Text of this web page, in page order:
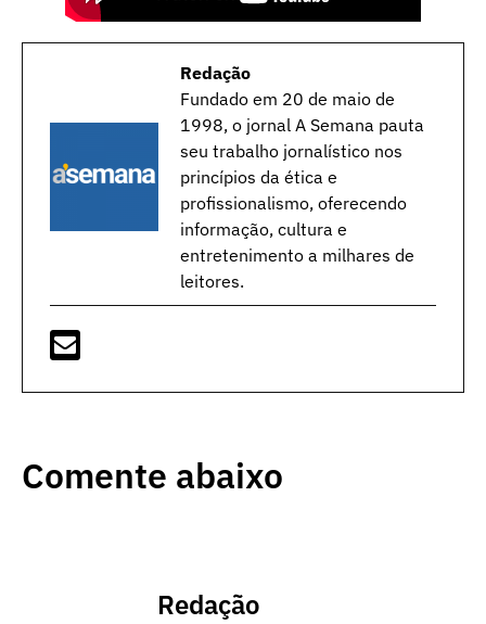
Redação
Fundado em 20 de maio de
1998, o jornal A Semana pauta
seu trabalho jornalístico nos
princípios da ética e
profissionalismo, oferecendo
informação, cultura e
entretenimento a milhares de
leitores.
Comente abaixo
Redação